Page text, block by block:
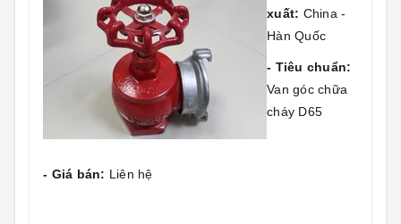
xuất: China -
Hàn Quốc
- Tiêu chuẩn:
Van góc chữa
cháy D65
- Giá bán: Liên hệ